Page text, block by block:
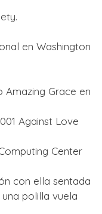
en Washington
Amazing Grace en
Against Love
Center
con ella sentada
polilla vuela